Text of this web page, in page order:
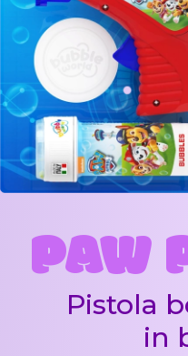
PAW
Pistola
in